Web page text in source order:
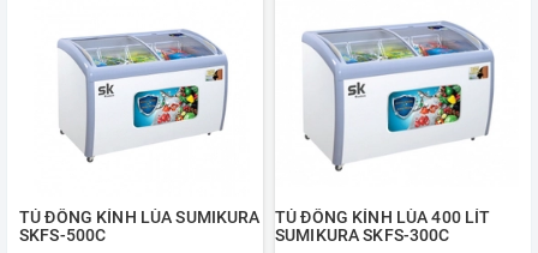
TỦ ĐÔNG KÍNH LÙA SUMIKURA
SKFS-500C
TỦ ĐÔNG KÍNH LÙA 400 LÍT
SUMIKURA SKFS-300C